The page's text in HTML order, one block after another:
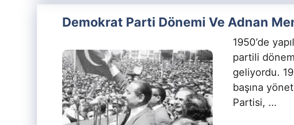
Demokrat Parti Dönemi Ve Adnan
1950’de
partili
geliyordu.
başına
Partisi, …